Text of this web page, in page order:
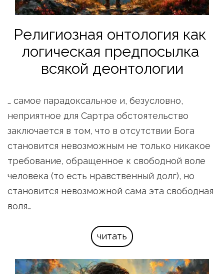
Религиозная онтология как
логическая предпосылка
всякой деонтологии
… самое парадоксальное и, безусловно,
неприятное для Сартра обстоятельство
заключается в том, что в отсутствии Бога
становится невозможным не только никакое
требование, обращенное к свободной воле
человека (то есть нравственный долг), но
становится невозможной сама эта свободная
воля…
читать